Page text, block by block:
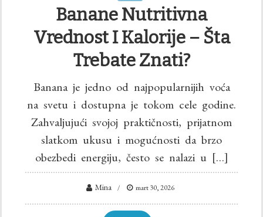
Banane Nutritivna
Vrednost I Kalorije – Šta
Trebate Znati?
Banana je jedno od najpopularnijih voća
na svetu i dostupna je tokom cele godine.
Zahvaljujući svojoj praktičnosti, prijatnom
slatkom ukusu i mogućnosti da brzo
obezbedi energiju, često se nalazi u […]
Mina mart 30, 2026